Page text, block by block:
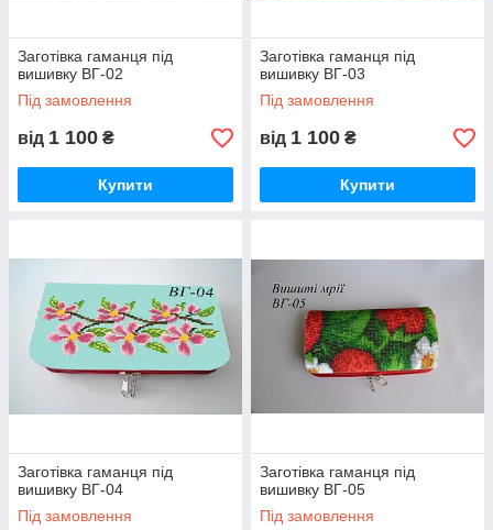
Заготівка гаманця під
вишивку ВГ-02
Під замовлення
від 1 100 ₴
Купити
Заготівка гаманця під
вишивку ВГ-03
Під замовлення
від 1 100 ₴
Купити
Заготівка гаманця під
вишивку ВГ-04
Під замовлення
Заготівка гаманця під
вишивку ВГ-05
Під замовлення